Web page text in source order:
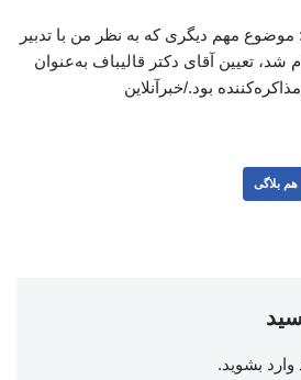
مهم دیگری که به نظر من با تدبیر
شد، تعیین آقای دکتر قالیباف به‌عنوان
بود./خبرآنلاین
هم بلاگی
وارد بشوید.